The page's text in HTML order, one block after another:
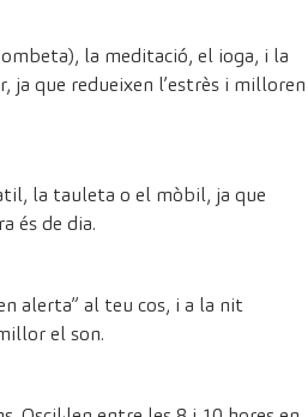
la meditació, el ioga, i la
ja que redueixen l’estrès i milloren
la tauleta o el mòbil, ja que
és de dia.
alerta” al teu cos, i a la nit
el son.